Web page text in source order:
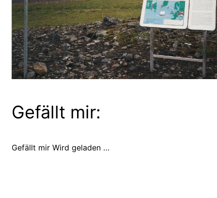
Gefällt mir:
Gefällt mir Wird geladen …